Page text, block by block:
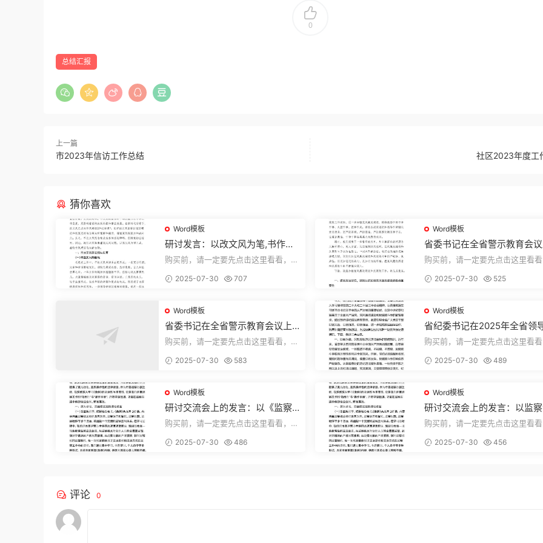
0
总结汇报
上一篇
市2023年信访工作总结 社区2023年度工
猜你喜欢
Word模板
研讨发言：以改文风为笔,书作风
建设“必修课”
购买前，请一定要先点击这里看看，欢
束，本文...
2025-07-30 707
Word模板
省委书记在全省警示教育会
的讲话.1
购买前，请一定要先点击这里看看
束，本文...
2025-07-30 525
Word模板
省委书记在全省警示教育会议上
的讲话
购买前，请一定要先点击这里看看，欢
束，本文...
2025-07-30 583
Word模板
省纪委书记在2025年全省领
部警示教育会上的讲话.1
购买前，请一定要先点击这里看看
束，本文...
2025-07-30 489
Word模板
研讨交流会上的发言：以《监察
法实施条例》为纲,推动巡察工作
购买前，请一定要先点击这里看看，欢
束，本文...
2025-07-30 486
Word模板
研讨交流会上的发言：以监
实施条例为纲推动巡察工作高
购买前，请一定要先点击这里看看
束，本文...
2025-07-30 456
评论 0